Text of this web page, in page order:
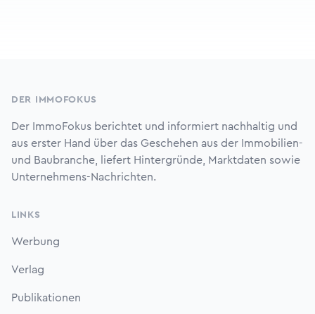
DER IMMOFOKUS
Der ImmoFokus berichtet und informiert nachhaltig und
aus erster Hand über das Geschehen aus der Immobilien-
und Baubranche, liefert Hintergründe, Marktdaten sowie
Unternehmens-Nachrichten.
LINKS
Werbung
Verlag
Publikationen